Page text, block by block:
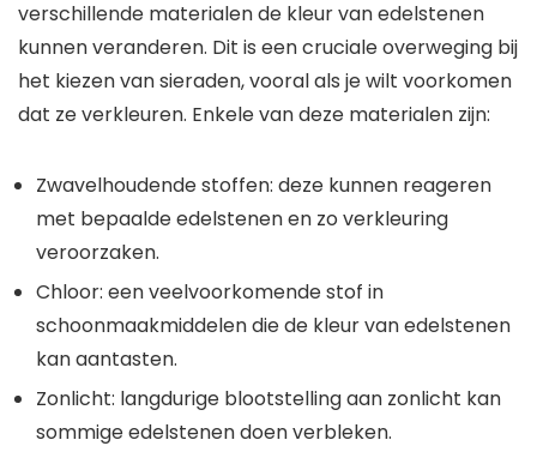
verschillende materialen de kleur van edelstenen
kunnen veranderen. Dit is een cruciale overweging bij
het kiezen van sieraden, vooral als je wilt voorkomen
dat ze verkleuren. Enkele van deze materialen zijn:
Zwavelhoudende stoffen: deze kunnen reageren
met bepaalde edelstenen en zo verkleuring
veroorzaken.
Chloor: een veelvoorkomende stof in
schoonmaakmiddelen die de kleur van edelstenen
kan aantasten.
Zonlicht: langdurige blootstelling aan zonlicht kan
sommige edelstenen doen verbleken.